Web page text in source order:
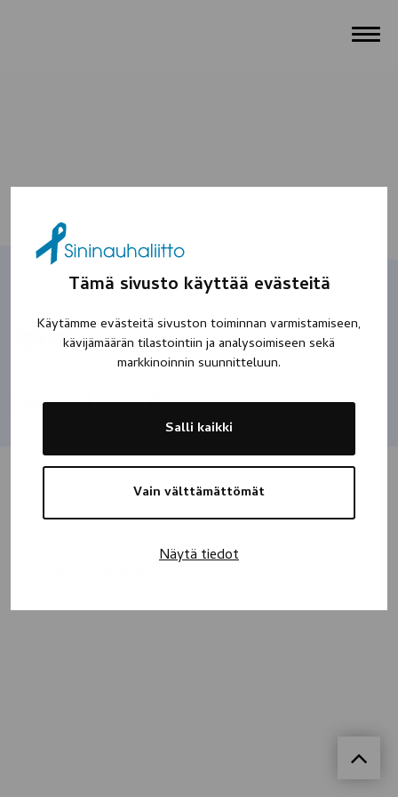
Tämä sivusto käyttää evästeitä
Käytämme evästeitä sivuston toiminnan varmistamiseen,
kävijämäärän tilastointiin ja analysoimiseen sekä
markkinoinnin suunnitteluun.
Vain välttämättömät
Salli kaikki
Näytä tiedot
❤️❤️